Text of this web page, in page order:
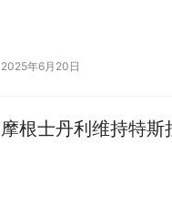
2025年6月20日
摩根士丹利维持特斯